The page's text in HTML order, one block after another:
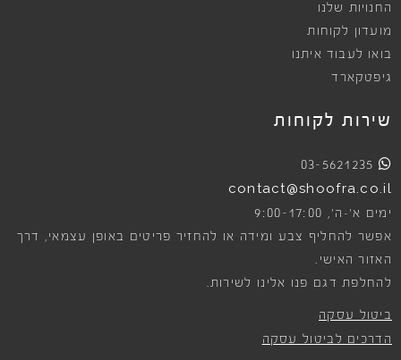
החנויות שלנו
מועדון לקוחות
בואו לעבוד איתנו
גיפטקארד
שירות לקוחות
03-5621235
contact@shoofra.co.il
ימים א׳-ה׳, 9:00-17:00
אפשר להחליף צבע ומידה או להחזיר פריטים באופן עצמאי, דרך
האזור האישי.
להחלפת דגם פנו אלינו לשירות.
ביטול עסקה
הדרכים לביטול עסקה